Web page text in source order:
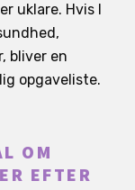
uklare. Hvis I
bliver en
opgaveliste.
OM
EFTER